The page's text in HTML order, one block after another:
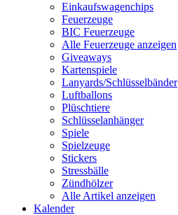
Einkaufswagenchips
Feuerzeuge
BIC Feuerzeuge
Alle Feuerzeuge anzeigen
Giveaways
Kartenspiele
Lanyards/Schlüsselbänder
Luftballons
Plüschtiere
Schlüsselanhänger
Spiele
Spielzeuge
Stickers
Stressbälle
Zündhölzer
Alle Artikel anzeigen
Kalender